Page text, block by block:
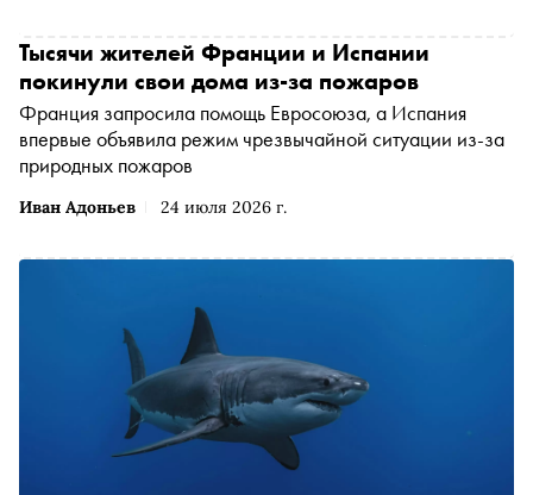
Иван Адоньев 24 июля 2026 г.
Тысячи жителей Франции и Испании
покинули свои дома из-за пожаров
Франция запросила помощь Евросоюза, а Испания
впервые объявила режим чрезвычайной ситуации из-за
природных пожаров